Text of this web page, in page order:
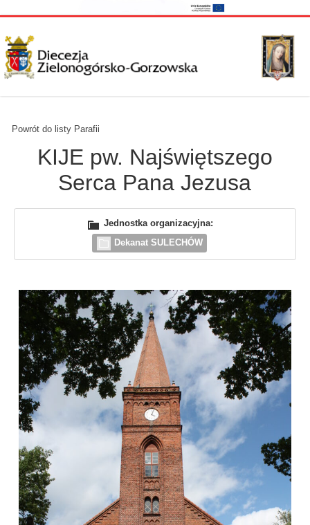
Powrót do listy Parafii
KIJE pw. Najświętszego
Serca Pana Jezusa
Jednostka organizacyjna:
Dekanat SULECHÓW